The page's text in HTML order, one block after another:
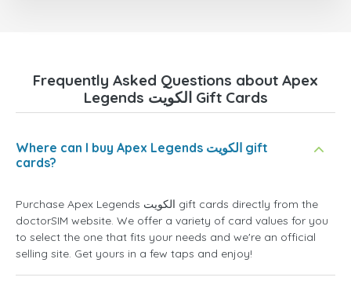
Frequently Asked Questions about Apex
Legends الكويت Gift Cards
Where can I buy Apex Legends الكويت gift
cards?
Purchase Apex Legends الكويت gift cards directly from the
doctorSIM website. We offer a variety of card values for you
to select the one that fits your needs and we're an official
selling site. Get yours in a few taps and enjoy!